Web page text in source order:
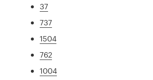
37
737
1504
762
1004